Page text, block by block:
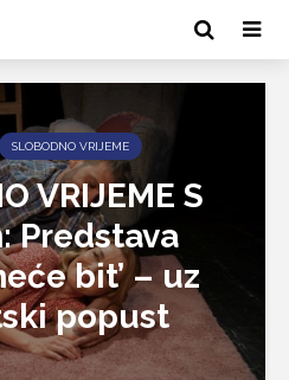
SLOBODNO VRIJEME
VRIJEME S
Predstava
bit’ – uz
popust